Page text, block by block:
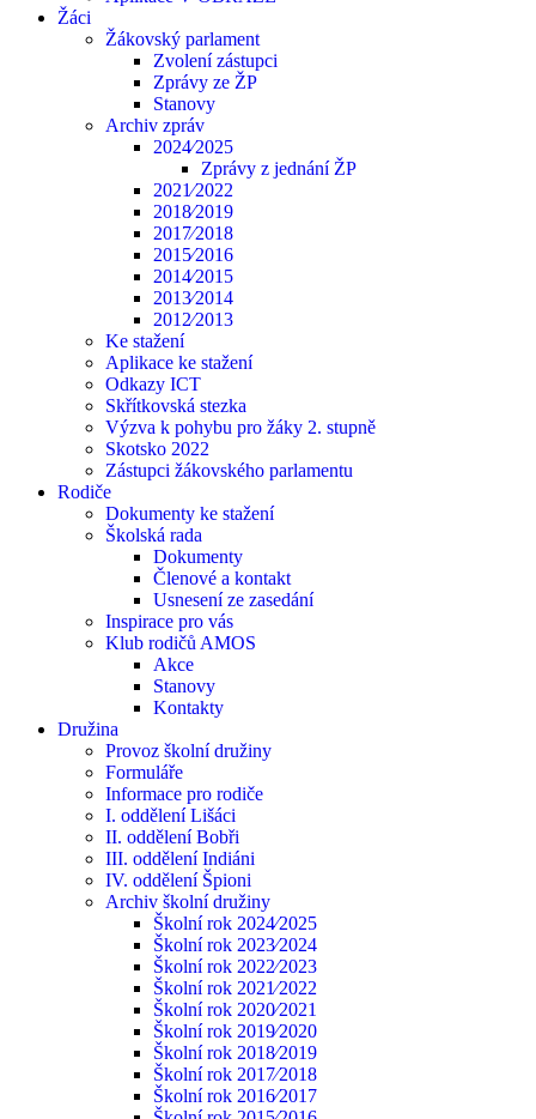
Žáci
Žákovský parlament
Zvolení zástupci
Zprávy ze ŽP
Stanovy
Archiv zpráv
2024⁄2025
Zprávy z jednání ŽP
2021⁄2022
2018⁄2019
2017⁄2018
2015⁄2016
2014⁄2015
2013⁄2014
2012⁄2013
Ke stažení
Aplikace ke stažení
Odkazy ICT
Skřítkovská stezka
Výzva k pohybu pro žáky 2. stupně
Skotsko 2022
Zástupci žákovského parlamentu
Rodiče
Dokumenty ke stažení
Školská rada
Dokumenty
Členové a kontakt
Usnesení ze zasedání
Inspirace pro vás
Klub rodičů AMOS
Akce
Stanovy
Kontakty
Družina
Provoz školní družiny
Formuláře
Informace pro rodiče
I. oddělení Lišáci
II. oddělení Bobři
III. oddělení Indiáni
IV. oddělení Špioni
Archiv školní družiny
Školní rok 2024⁄2025
Školní rok 2023⁄2024
Školní rok 2022⁄2023
Školní rok 2021⁄2022
Školní rok 2020⁄2021
Školní rok 2019⁄2020
Školní rok 2018⁄2019
Školní rok 2017⁄2018
Školní rok 2016⁄2017